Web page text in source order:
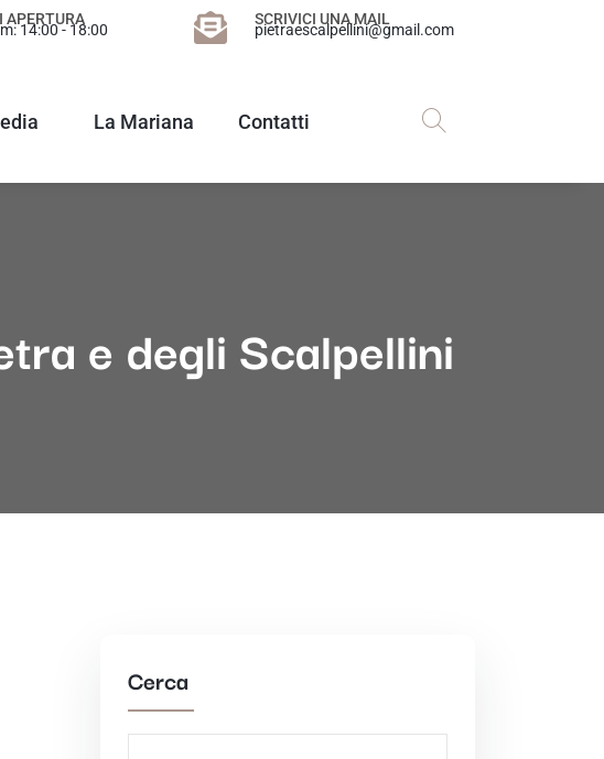
APERTURA
14:00 - 18:00
SCRIVICI UNA MAIL
pietraescalpellini@gmail.com
La Mariana Contatti
e degli Scalpellini
Cerca